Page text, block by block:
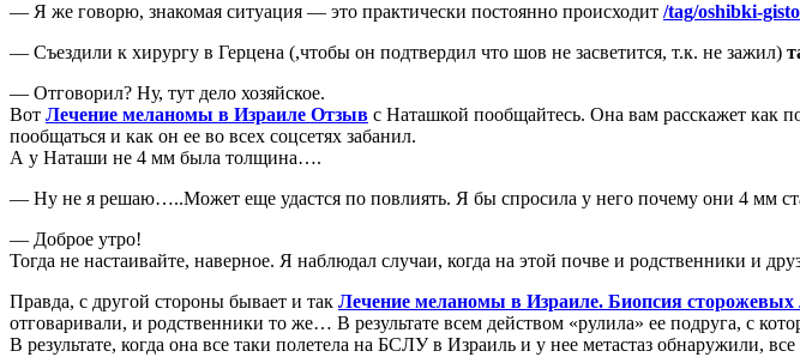
— Я же говорю, знакомая ситуация — это практически постоянно происходит /tag/oshibki-
— Съездили к хирургу в Герцена (,чтобы он подтвердил что шов не засветится, т.к. не зажил)
— Отговорил? Ну, тут дело хозяйское.
Вот Лечение меланомы в Израиле Отзыв с Наташкой пообщайтесь. Она вам расскажет как
пообщаться и как он ее во всех соцсетях забанил.
А у Наташи не 4 мм была толщина….
— Ну не я решаю…..Может еще удастся по повлиять. Я бы спросила у него почему они 4 мм
— Доброе утро!
Тогда не настаивайте, наверное. Я наблюдал случаи, когда на этой почве и родственники и
Правда, с другой стороны бывает и так Лечение меланомы в Израиле. Биопсия
отговаривали, и родственники то же… В результате всем действом «рулила» ее подруга, с
В результате, когда она все таки полетела на БСЛУ в Израиль и у нее метастаз обнаружили,